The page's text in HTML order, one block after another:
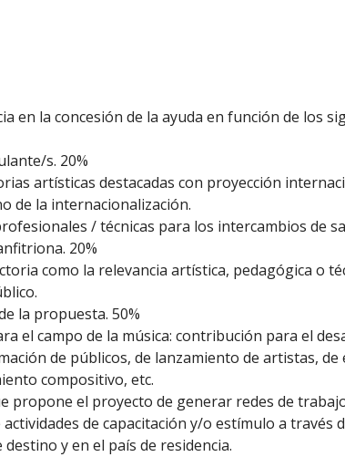
en la concesión de la ayuda en función de los
s. 20%
artísticas destacadas con proyección
de la internacionalización.
/ técnicas para los intercambios de
20%
como la relevancia artística, pedagógica o
la propuesta. 50%
el campo de la música: contribución para el
de públicos, de lanzamiento de artistas,
compositivo, etc.
propone el proyecto de generar redes de
de capacitación y/o estímulo a través
y en el país de residencia.